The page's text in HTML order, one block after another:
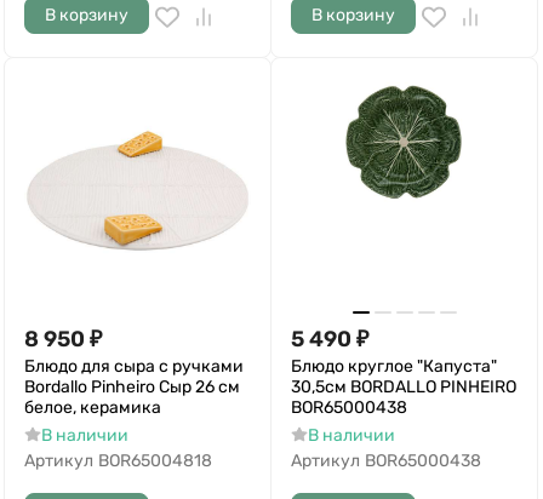
В корзину В корзину
8 950 ₽
Блюдо для сыра с ручками
Bordallo Pinheiro Сыр 26 см
белое, керамика
В наличии
Артикул BOR65004818
5 490 ₽
Блюдо круглое "Капуста"
30,5см BORDALLO PINHEIRO
BOR65000438
В наличии
Артикул BOR65000438